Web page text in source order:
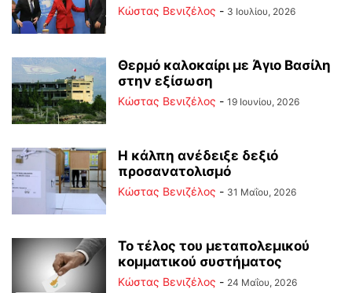
Κώστας Βενιζέλος - 3 Ιουλίου, 2026
Θερμό καλοκαίρι με Άγιο Βασίλη
στην εξίσωση
Κώστας Βενιζέλος - 19 Ιουνίου, 2026
Η κάλπη ανέδειξε δεξιό
προσανατολισμό
Κώστας Βενιζέλος - 31 Μαΐου, 2026
Το τέλος του μεταπολεμικού
κομματικού συστήματος
Κώστας Βενιζέλος - 24 Μαΐου, 2026